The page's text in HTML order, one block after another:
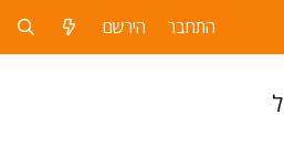
התחבר הירשם